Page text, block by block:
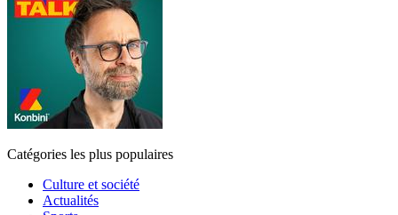
Catégories les plus populaires
Culture et société
Actualités